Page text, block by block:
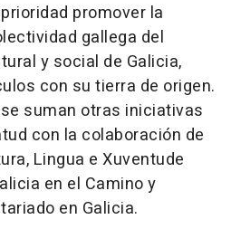
promover la
gallega del
y social de Galicia,
con su tierra de origen.
suman otras iniciativas
con la colaboración de
Lingua e Xuventude
en el Camino y
en Galicia.